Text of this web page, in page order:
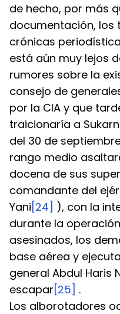
de hecho, por más
documentación, los
crónicas
está aún muy lejos
rumores sobre la
consejo de
por la CIA y que
traicionaría a
del 30 de
rango medio
docena de sus
comandante del
Yani [24] ), con la
durante la
asesinados, los
base aérea y
general Abdul Haris
escapar [25] .
Los alborotadores